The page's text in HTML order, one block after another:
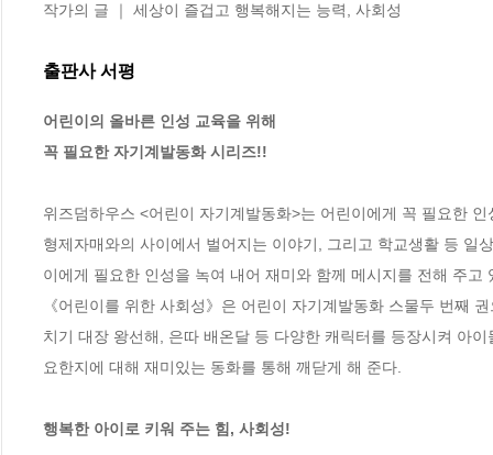
작가의 글 ｜ 세상이 즐겁고 행복해지는 능력, 사회성
출판사 서평
어린이의 올바른 인성 교육을 위해
꼭 필요한 자기계발동화 시리즈!!
위즈덤하우스 <어린이 자기계발동화>는 어린이에게 꼭 필요한
형제자매와의 사이에서 벌어지는 이야기, 그리고 학교생활 등 일
이에게 필요한 인성을 녹여 내어 재미와 함께 메시지를 전해 주
《어린이를 위한 사회성》은 어린이 자기계발동화 스물두 번째
치기 대장 왕선해, 은따 배온달 등 다양한 캐릭터를 등장시켜 아
요한지에 대해 재미있는 동화를 통해 깨닫게 해 준다.
행복한 아이로 키워 주는 힘, 사회성!